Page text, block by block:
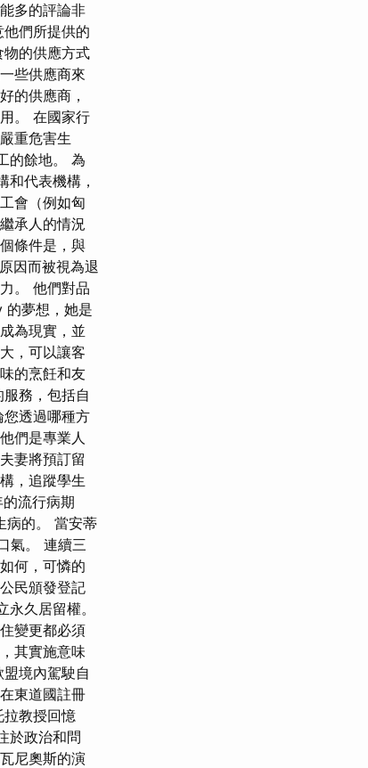
多的評論非
們所提供的
的供應方式
些供應商來
的供應商，
。 在國家行
重危害生
的餘地。 為
代表機構，
會（例如匈
承人的情況
條件是，與
因而被視為退
。 他們對品
的夢想，她是
為現實，並
，可以讓客
的烹飪和友
務，包括自
透過哪種方
們是專業人
妻將預訂留
，追蹤學生
流行病期
病的。 當安蒂
氣。 連續三
何，可憐的
民頒發登記
久居留權。
變更都必須
其實施意味
盟境內駕駛自
東道國註冊
教授回憶
於政治和問
尼奧斯的演